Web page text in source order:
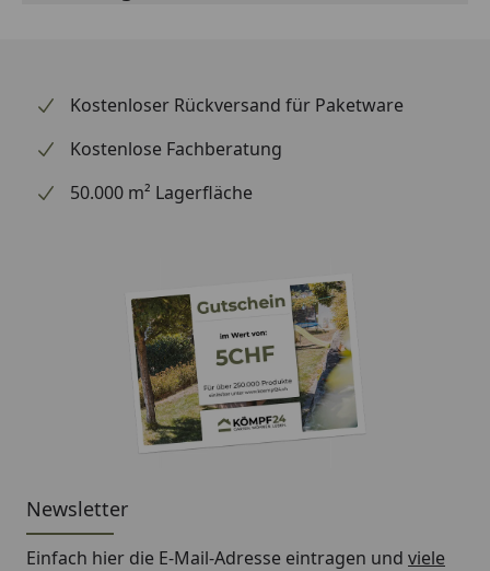
Kostenloser Rückversand für Paketware
Kostenlose Fachberatung
50.000 m² Lagerfläche
Newsletter
Einfach hier die E-Mail-Adresse eintragen und viele